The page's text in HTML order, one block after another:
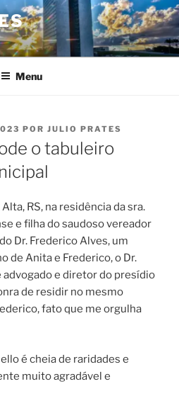
Menu
POR JULIO PRATES
o tabuleiro
RS, na residência da sra.
e filha do saudoso vereador
Dr. Frederico Alves, um
de Anita e Frederico, o Dr.
e diretor do presídio
de residir no mesmo
fato que me orgulha
é cheia de raridades e
muito agradável e